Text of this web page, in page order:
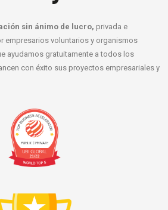
sin ánimo de lucro, privada e
empresarios voluntarios y organismos
ayudamos gratuitamente a todos los
con éxito sus proyectos empresariales y